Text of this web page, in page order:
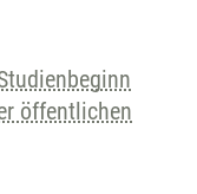
öffentlichen